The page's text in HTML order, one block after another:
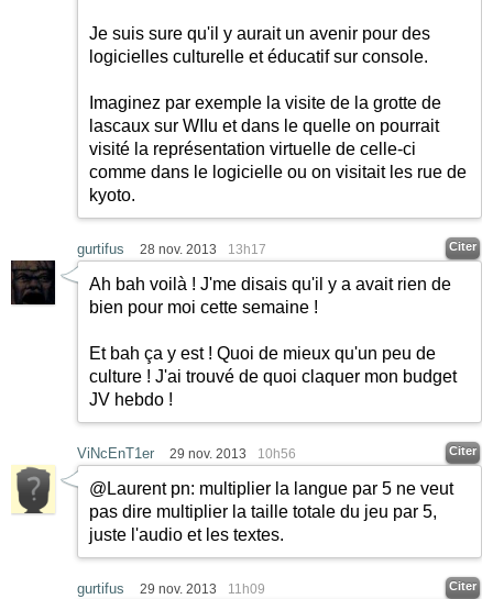
Je suis sure qu'il y aurait un avenir pour des
logicielles culturelle et éducatif sur console.
Imaginez par exemple la visite de la grotte de
lascaux sur WIIu et dans le quelle on pourrait
visité la représentation virtuelle de celle-ci
comme dans le logicielle ou on visitait les rue de
kyoto.
gurtifus 28 nov. 2013 13h17 Citer
Ah bah voilà ! J'me disais qu'il y a avait rien de
bien pour moi cette semaine !
Et bah ça y est ! Quoi de mieux qu'un peu de
culture ! J'ai trouvé de quoi claquer mon budget
JV hebdo !
ViNcEnT1er 29 nov. 2013 10h56 Citer
@Laurent pn: multiplier la langue par 5 ne veut
pas dire multiplier la taille totale du jeu par 5,
juste l'audio et les textes.
gurtifus 29 nov. 2013 11h09 Citer